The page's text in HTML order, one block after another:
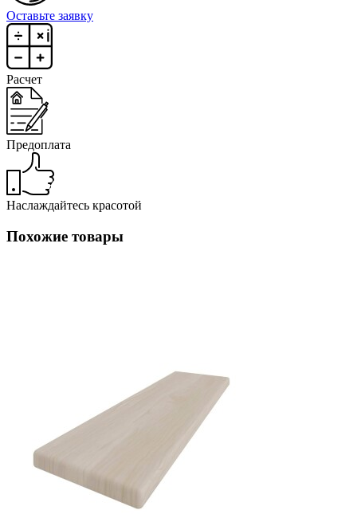
Оставьте заявку
Расчет
Предоплата
Наслаждайтесь красотой
Похожие товары